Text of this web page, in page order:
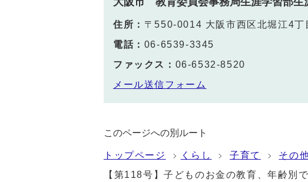
住所： 〒550-0014 大阪市西区北堀江4丁
電話： 06-6539-3345
ファックス： 06-6532-8520
メール送信フォーム
このページへの別ルート
トップページ くらし 子育て
その
【第118号】子どものお金の教育、年齢